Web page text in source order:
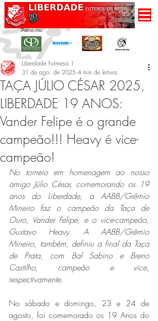
Patrocínio:
TAÇA JÚLIO CÉSAR 2025,
LIBERDADE 19 ANOS:
Vander Felipe é o grande
campeão!!! Heavy é vice-
campeão!
Liberdade Futmesa 1
31 de ago. de 2025 4 min de leitura
No torneio em homenagem ao nosso
amigo Júlio César, comemorando os 19
anos do Liberdade, a AABB/Grêmio
Mineiro faz o campeão da Taça de
Ouro, Vander Felipe, e o vice-campeão,
Gustavo Heavy. A AABB/Grêmio
Mineiro, também, definiu a final da Taça
de Prata, com Bal Sabino e Breno
Castilho, campeão e vice,
respectivamente.
No sábado e domingo, 23 e 24 de
agosto, foi comemorado os 19 Anos do